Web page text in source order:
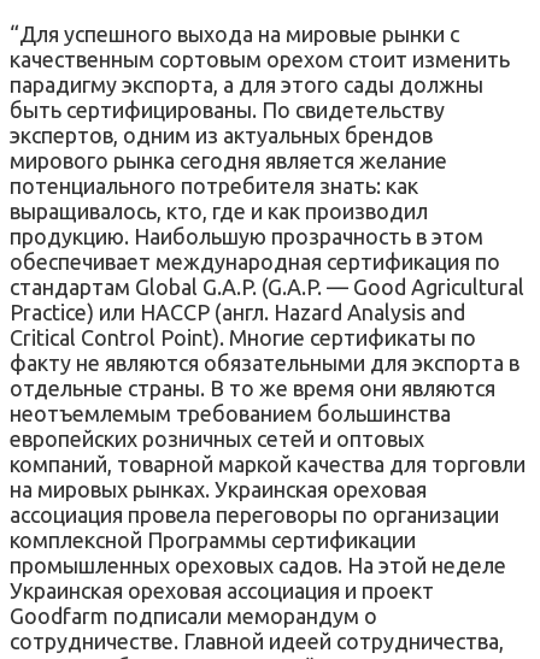
“Для успешного выхода на мировые рынки с
качественным сортовым орехом стоит изменить
парадигму экспорта, а для этого сады должны
быть сертифицированы. По свидетельству
экспертов, одним из актуальных брендов
мирового рынка сегодня является желание
потенциального потребителя знать: как
выращивалось, кто, где и как производил
продукцию. Наибольшую прозрачность в этом
обеспечивает международная сертификация по
стандартам Global G.A.P. (G.A.P. — Good Agricultural
Practice) или HACCP (англ. Hazard Analysis and
Critical Control Point). Многие сертификаты по
факту не являются обязательными для экспорта в
отдельные страны. В то же время они являются
неотъемлемым требованием большинства
европейских розничных сетей и оптовых
компаний, товарной маркой качества для торговли
на мировых рынках. Украинская ореховая
ассоциация провела переговоры по организации
комплексной Программы сертификации
промышленных ореховых садов. На этой неделе
Украинская ореховая ассоциация и проект
Goodfarm подписали меморандум о
сотрудничестве. Главной идеей сотрудничества,